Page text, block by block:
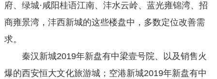
府、绿城·咸阳桂语江南、沣水云岭、蓝光雍锦湾、招
商雍景湾，沣西新城的这些楼盘中，多数定位改善需
求。
秦汉新城2019年新盘有中梁壹号院、以及销售火
爆的西安恒大文化旅游城；空港新城2019年新盘有中